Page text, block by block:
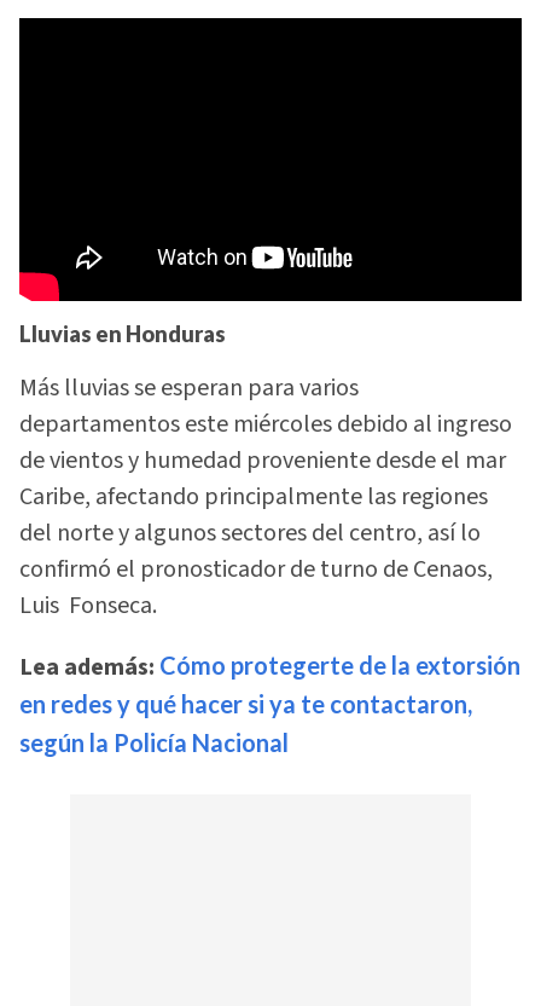
Lluvias en Honduras
Más lluvias se esperan para varios
departamentos este miércoles debido al ingreso
de vientos y humedad proveniente desde el mar
Caribe, afectando principalmente las regiones
del norte y algunos sectores del centro, así lo
confirmó el pronosticador de turno de Cenaos,
Luis Fonseca.
Lea además: Cómo protegerte de la extorsión
en redes y qué hacer si ya te contactaron,
según la Policía Nacional